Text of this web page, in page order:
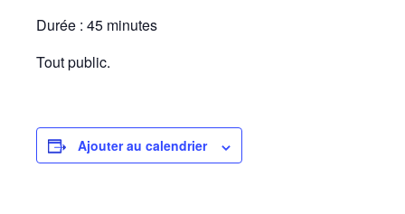
Durée : 45 minutes
Tout public.
Ajouter au calendrier